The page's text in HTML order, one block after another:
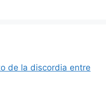
de la discordia entre